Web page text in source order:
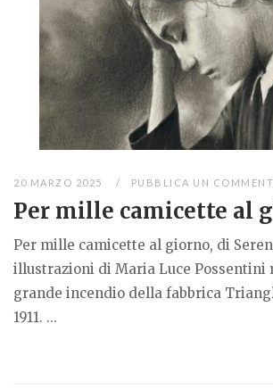
20 MARZO 2025 PUBBLICA UN
Per mille camicette al
Per mille camicette al giorno, di
illustrazioni di Maria Luce Possentini
grande incendio della fabbrica
1911. ...